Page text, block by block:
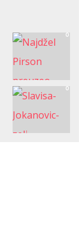
0
0